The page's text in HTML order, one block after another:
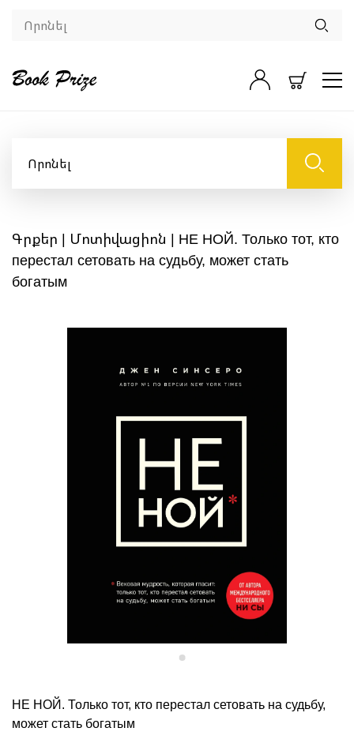
Գրքեր | Մոտիվացիոն | НЕ НОЙ. Только тот, кто
перестал сетовать на судьбу, может стать
богатым
НЕ НОЙ. Только тот, кто перестал сетовать на судьбу,
может стать богатым